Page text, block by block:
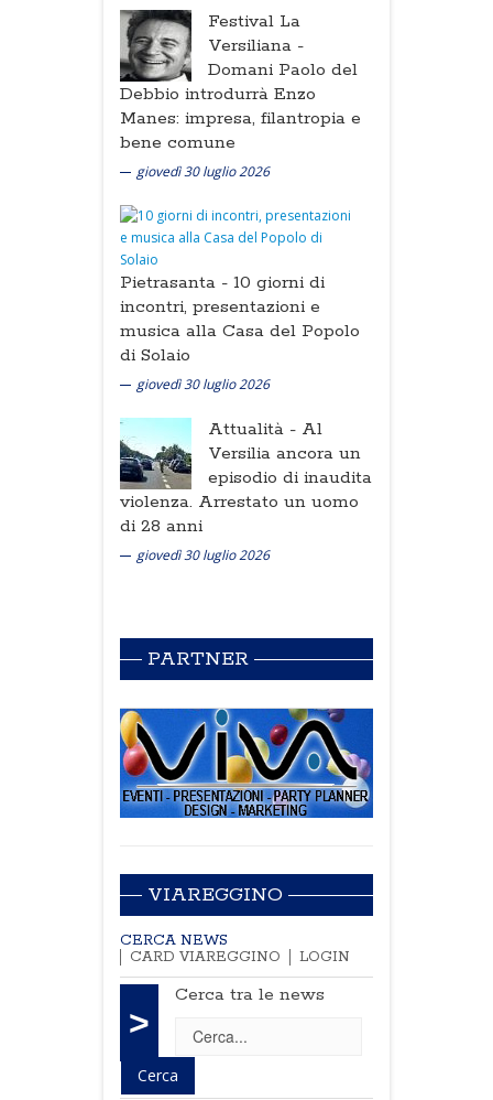
Festival La
Versiliana -
Domani Paolo del
Debbio introdurrà Enzo
Manes: impresa, filantropia e
bene comune
giovedì 30 luglio 2026
Pietrasanta - 10 giorni di
incontri, presentazioni e
musica alla Casa del Popolo
di Solaio
giovedì 30 luglio 2026
Attualità - Al
Versilia ancora un
episodio di inaudita
violenza. Arrestato un uomo
di 28 anni
giovedì 30 luglio 2026
PARTNER
VIAREGGINO
CERCA NEWS
CARD VIAREGGINO
LOGIN
>
Cerca tra le news